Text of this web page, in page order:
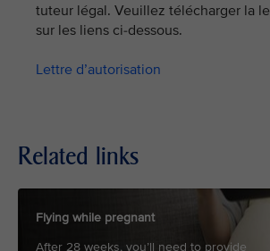
tuteur légal. Veuillez télécharger la
sur les liens ci-dessous.
Lettre d’autorisation
Related links
Flying while pregnant
After 28 weeks, you’ll need to provide